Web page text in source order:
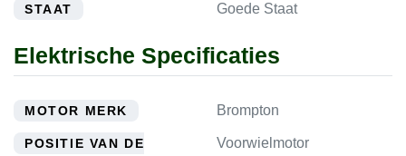
STAAT Goede Staat
Elektrische Specificaties
MOTOR MERK Brompton
POSITIE VAN DE
Voorwielmotor